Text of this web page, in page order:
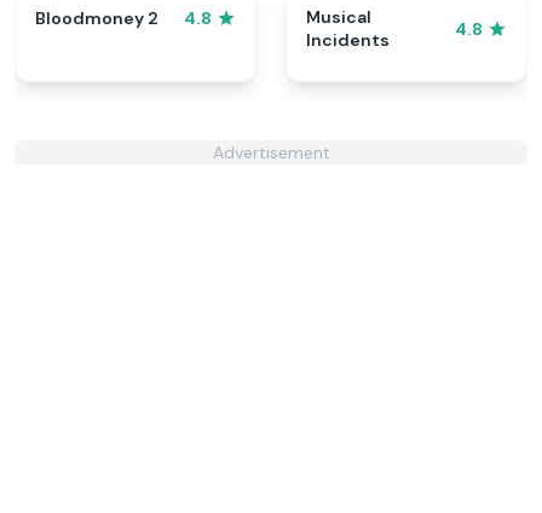
Bloodmoney 2 4.8
Musical
Incidents
4.8
Advertisement